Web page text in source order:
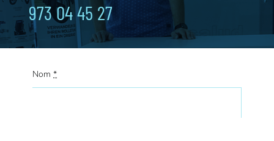
973 04 45 27
Nom*